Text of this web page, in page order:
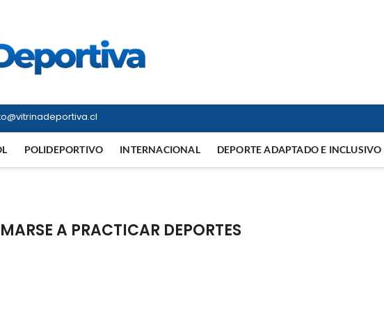
POLIDEPORTIVO INTERNACIONAL DEPORTE ADAPTADO E INCLUSIVO
A PRACTICAR DEPORTES